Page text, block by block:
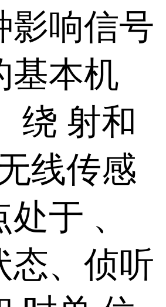
影响信号
基本机
绕 射和
线传感
于 、
态、侦听